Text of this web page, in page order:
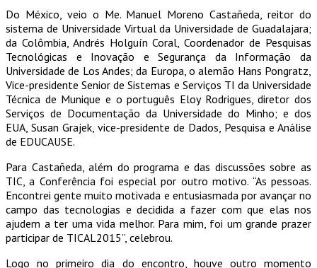
Do México, veio o Me. Manuel Moreno Castañeda, reitor do
sistema de Universidade Virtual da Universidade de Guadalajara;
da Colômbia, Andrés Holguín Coral, Coordenador de Pesquisas
Tecnológicas e Inovação e Segurança da Informação da
Universidade de Los Andes; da Europa, o alemão Hans Pongratz,
Vice-presidente Senior de Sistemas e Serviços TI da Universidade
Técnica de Munique e o português Eloy Rodrigues, diretor dos
Serviços de Documentação da Universidade do Minho; e dos
EUA, Susan Grajek, vice-presidente de Dados, Pesquisa e Análise
de EDUCAUSE.
Para Castañeda, além do programa e das discussões sobre as
TIC, a Conferência foi especial por outro motivo. “As pessoas.
Encontrei gente muito motivada e entusiasmada por avançar no
campo das tecnologias e decidida a fazer com que elas nos
ajudem a ter uma vida melhor. Para mim, foi um grande prazer
participar de TICAL2015”, celebrou.
Logo no primeiro dia do encontro, houve outro momento